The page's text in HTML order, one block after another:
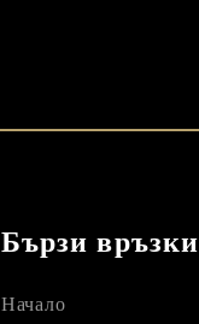
Бързи връзки
Начало